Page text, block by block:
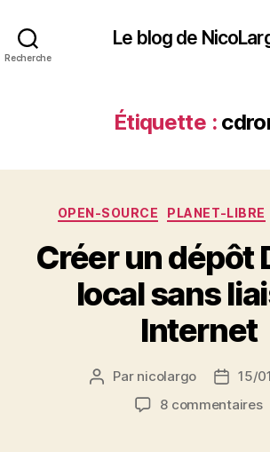
Recherche
Le blog de
Étiquette :
OPEN-SOURCE PLANET-LIBRE
Créer un dépôt
local sans
Internet
Auteur
l’article
Par nicolargo
Date
15/
8 commentaires